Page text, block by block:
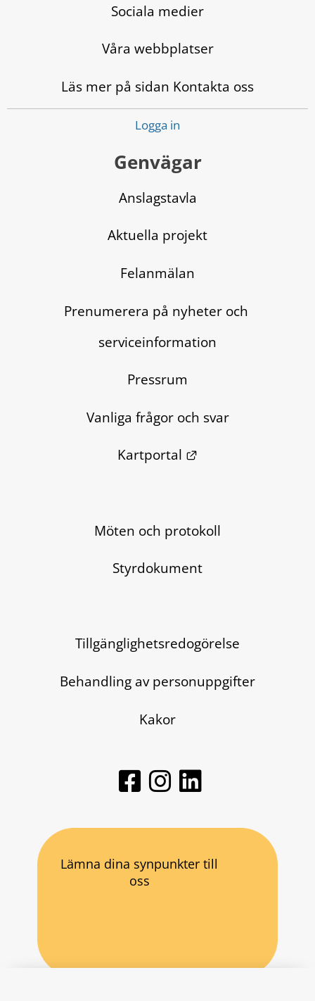
Sociala medier
Våra webbplatser
Läs mer på sidan Kontakta oss
Logga in
Genvägar
Anslagstavla
Aktuella projekt
Felanmälan
Prenumerera på nyheter och
serviceinformation
Pressrum
Vanliga frågor och svar
Kartportal
Länk till annan
Möten och protokoll
Styrdokument
Tillgänglighetsredogörelse
Behandling av personuppgifter
Kakor
Lämna dina synpunkter till
oss